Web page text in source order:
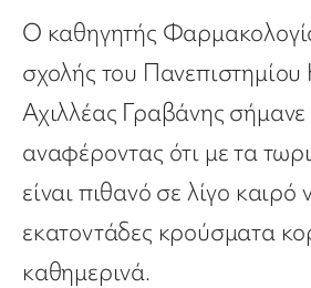
Ο καθηγητής
σχολής του Πανεπιστημίου
Αχιλλέας Γραβάνης
αναφέροντας ότι με τα
είναι πιθανό σε λίγο καιρό
εκατοντάδες κρούσματα
καθημερινά.